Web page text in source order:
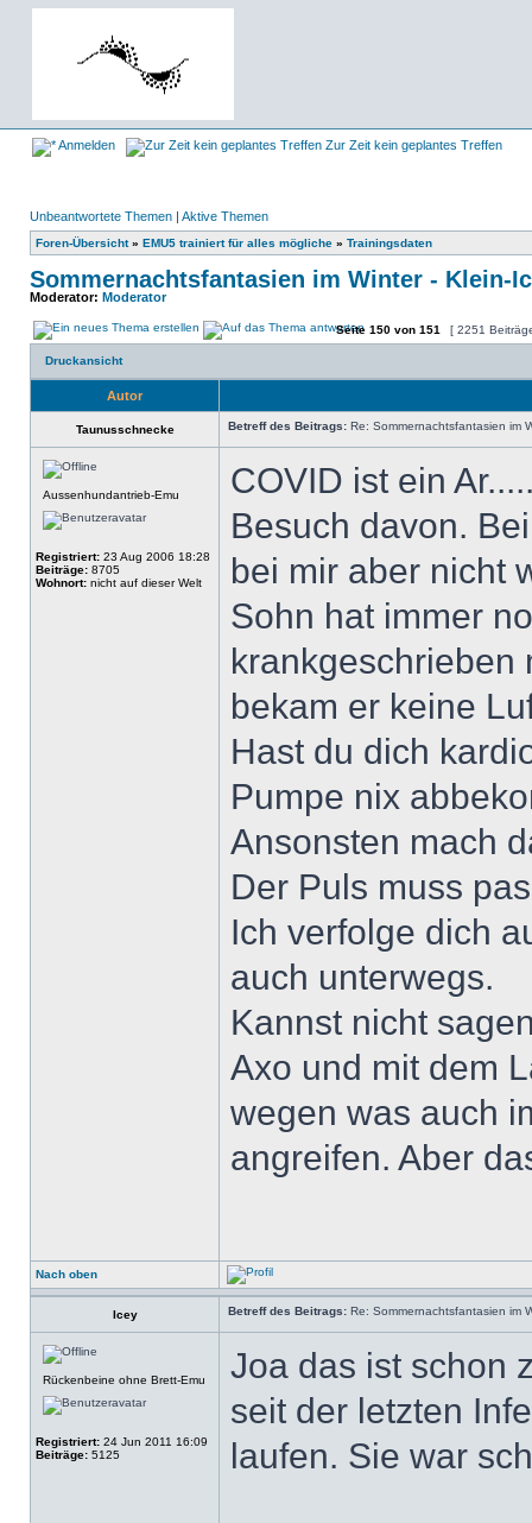
Anmelden Zur Zeit kein geplantes Treffen
Unbeantwortete Themen | Aktive Themen
Foren-Übersicht» EMU5 trainiert für alles mögliche » Trainingsdaten
Sommernachtsfantasien im Winter - Klein-
Moderator: Moderator
Seite 150 von 151 [ 2251
Druckansicht
Autor
Taunusschnecke Betreff des Beitrags: Re: Sommernachtsfantasien im
Aussenhundantrieb-Emu
Registriert: 23 Aug 2006 18:28
Beiträge: 8705
Wohnort: nicht auf dieser Welt
COVID ist ein
Besuch davon.
bei mir aber nicht
Sohn hat immer
krankgeschrieben
bekam er keine
Hast du dich
Pumpe nix
Ansonsten mach
Der Puls muss
Ich verfolge dich
auch unterwegs.
Kannst nicht
Axo und mit dem
wegen was auch
angreifen. Aber
Nach oben
Icey Betreff des Beitrags: Re: Sommernachtsfantasien im
Rückenbeine ohne Brett-Emu
Registriert: 24 Jun 2011 16:09
Beiträge: 5125
Joa das ist schon
seit der letzten
laufen. Sie war